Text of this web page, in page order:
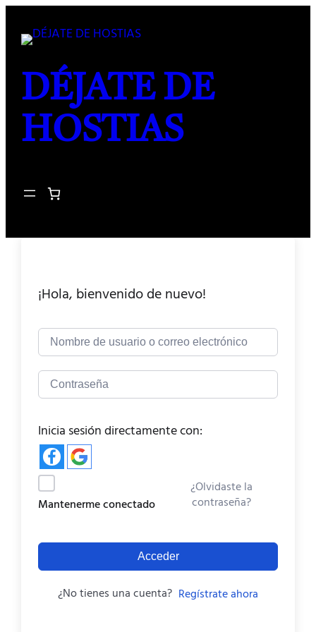
DÉJATE DE
HOSTIAS
¡Hola, bienvenido de nuevo!
Inicia sesión directamente con:
Mantenerme conectado
¿Olvidaste la
contraseña?
Acceder
¿No tienes una cuenta? Regístrate ahora